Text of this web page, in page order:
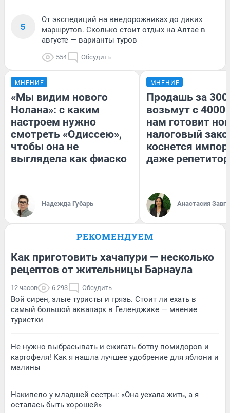
5
От экспедиций на внедорожниках до диких
маршрутов. Сколько стоит отдых на Алтае в
августе — варианты туров
554 Обсудить
МНЕНИЕ
«Мы видим нового
Нолана»: с каким
настроем нужно
смотреть «Одиссею»,
чтобы она не
выглядела как фиаско
Надежда Губарь
МНЕНИЕ
Продашь за
возьмут с
нам готовит
налоговый
коснется
даже
Анастасия
РЕКОМЕНДУЕМ
Как приготовить хачапури — несколько
рецептов от жительницы Барнаула
12 часов 6 293 Обсудить
Вой сирен, злые туристы и грязь. Стоит ли ехать в
самый большой аквапарк в Геленджике — мнение
туристки
Не нужно выбрасывать и сжигать ботву помидоров и
картофеля! Как я нашла лучшее удобрение для яблони и
малины
Накипело у младшей сестры: «Она уехала жить, а я
осталась быть хорошей»